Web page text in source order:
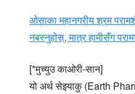
ओसाका महानगरीय श्रम
नबस्नुहोस्, मात्र हामीसँग
[*मुच्युउ काओरी-सान]
यो अर्थ सेइयाकु (Earth